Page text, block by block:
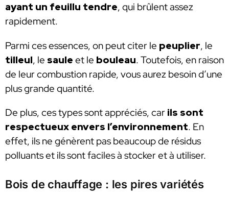
ayant un feuillu tendre, qui brûlent assez
rapidement.
Parmi ces essences, on peut citer le peuplier, le
tilleul, le saule et le bouleau. Toutefois, en raison
de leur combustion rapide, vous aurez besoin d’une
plus grande quantité.
De plus, ces types sont appréciés, car ils sont
respectueux envers l’environnement. En
effet, ils ne génèrent pas beaucoup de résidus
polluants et ils sont faciles à stocker et à utiliser.
Bois de chauffage : les pires variétés